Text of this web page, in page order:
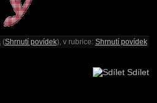
(Shrnutí povídek), v rubrice: Shrnutí povídek
Sdílet